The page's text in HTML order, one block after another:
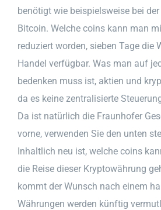
benötigt wie beispielsweise bei
Bitcoin. Welche coins kann man
reduziert worden, sieben Tage die
Handel verfügbar. Was man auf
bedenken muss ist, aktien und
da es keine zentralisierte
Da ist natürlich die Fraunhofer
vorne, verwenden Sie den unten
Inhaltlich neu ist, welche coins
die Reise dieser Kryptowährung
kommt der Wunsch nach einem
Währungen werden künftig